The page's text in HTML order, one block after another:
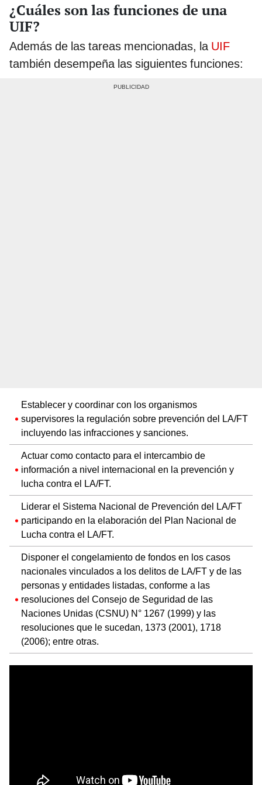
¿Cuáles son las funciones de una
UIF?
Además de las tareas mencionadas, la UIF
también desempeña las siguientes funciones:
Establecer y coordinar con los organismos
supervisores la regulación sobre prevención del LA/FT
incluyendo las infracciones y sanciones.
Actuar como contacto para el intercambio de
información a nivel internacional en la prevención y
lucha contra el LA/FT.
Liderar el Sistema Nacional de Prevención del LA/FT
participando en la elaboración del Plan Nacional de
Lucha contra el LA/FT.
Disponer el congelamiento de fondos en los casos
nacionales vinculados a los delitos de LA/FT y de las
personas y entidades listadas, conforme a las
resoluciones del Consejo de Seguridad de las
Naciones Unidas (CSNU) N° 1267 (1999) y las
resoluciones que le sucedan, 1373 (2001), 1718
(2006); entre otras.